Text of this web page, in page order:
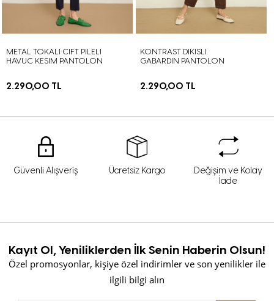
METAL TOKALI CIFT PILELI
HAVUC KESIM PANTOLON
2.290,00 TL
KONTRAST DIKISLI
GABARDIN PANTOLON
2.290,00 TL
Güvenli Alışveriş Ücretsiz Kargo
Değişim ve Kolay
İade
Kayıt Ol, Yeniliklerden İlk Senin Haberin Olsun!
Özel promosyonlar, kişiye özel indirimler ve son yenilikler ile
ilgili bilgi alın